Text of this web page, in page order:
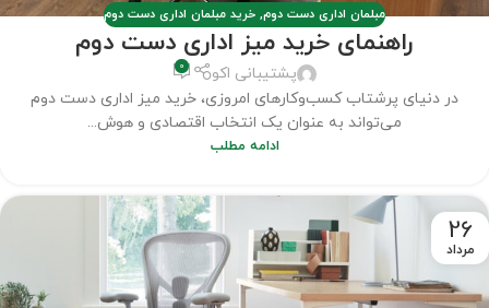
مبلمان اداری دست دوم, خرید مبلمان اداری دست دوم
راهنمای خرید میز اداری دست دوم
پشتیبانی اکو 0
در دنیای پرشتاب کسب‌وکارهای امروزی، خرید میز اداری دست دوم
می‌تواند به عنوان یک انتخاب اقتصادی و هوش...
ادامه مطلب
26
مرداد